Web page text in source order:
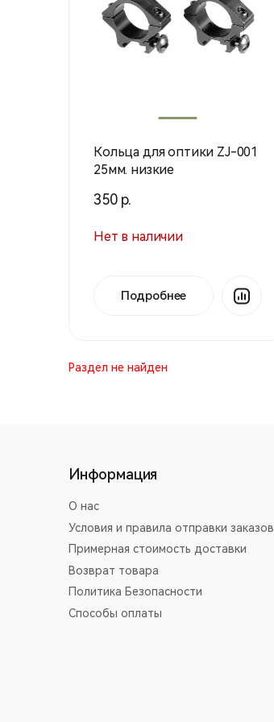
Кольца для оптики ZJ-001
25мм. низкие
350 р.
Нет в наличии
Подробнее
Раздел не найден
Информация
О нас
Условия и правила отправки заказов
Примерная стоимость доставки
Возврат товара
Политика Безопасности
Способы оплаты